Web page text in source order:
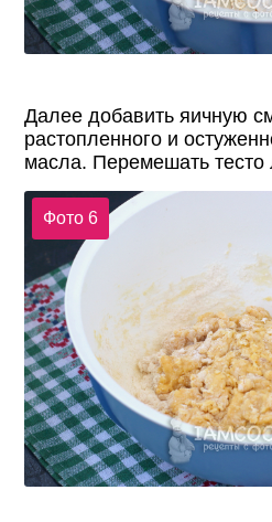
Далее добавить яичную
растопленного и
масла. Перемешать тесто
Фото 6